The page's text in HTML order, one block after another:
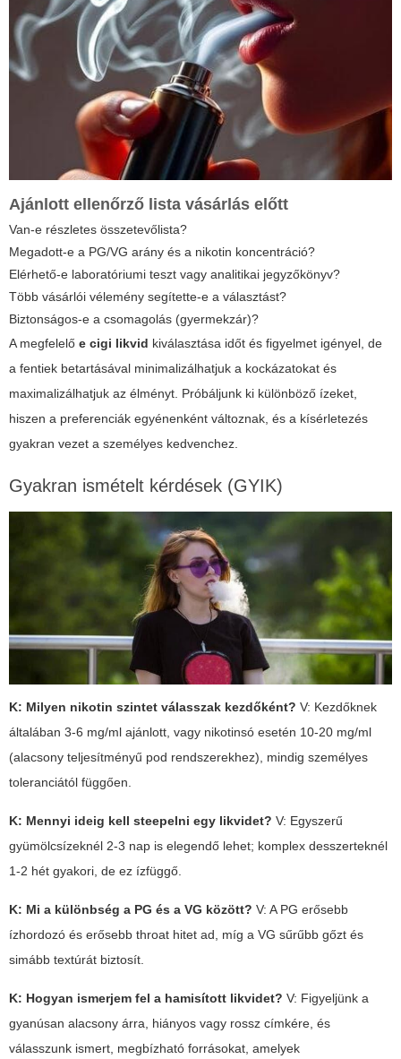
Ajánlott ellenőrző lista vásárlás előtt
Van-e részletes összetevőlista?
Megadott-e a PG/VG arány és a nikotin koncentráció?
Elérhető-e laboratóriumi teszt vagy analitikai jegyzőkönyv?
Több vásárlói vélemény segítette-e a választást?
Biztonságos-e a csomagolás (gyermekzár)?
A megfelelő e cigi likvid kiválasztása időt és figyelmet igényel, de
a fentiek betartásával minimalizálhatjuk a kockázatokat és
maximalizálhatjuk az élményt. Próbáljunk ki különböző ízeket,
hiszen a preferenciák egyénenként változnak, és a kísérletezés
gyakran vezet a személyes kedvenchez.
Gyakran ismételt kérdések (GYIK)
K: Milyen nikotin szintet válasszak kezdőként? V: Kezdőknek
általában 3-6 mg/ml ajánlott, vagy nikotinsó esetén 10-20 mg/ml
(alacsony teljesítményű pod rendszerekhez), mindig személyes
toleranciától függően.
K: Mennyi ideig kell steepelni egy likvidet? V: Egyszerű
gyümölcsízeknél 2-3 nap is elegendő lehet; komplex desszerteknél
1-2 hét gyakori, de ez ízfüggő.
K: Mi a különbség a PG és a VG között? V: A PG erősebb
ízhordozó és erősebb throat hitet ad, míg a VG sűrűbb gőzt és
simább textúrát biztosít.
K: Hogyan ismerjem fel a hamisított likvidet? V: Figyeljünk a
gyanúsan alacsony árra, hiányos vagy rossz címkére, és
válasszunk ismert, megbízható forrásokat, amelyek